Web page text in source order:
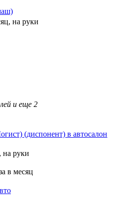
на руки
и еще 2
(диспонент) в автосалон
на руки
в месяц